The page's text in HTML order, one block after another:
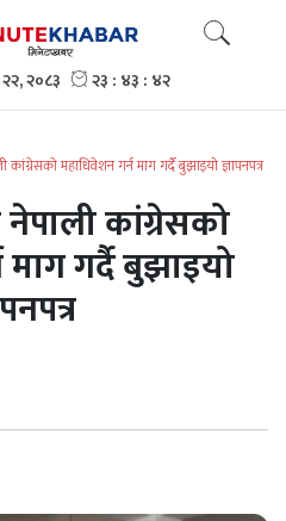
कांग्रेसको महाधिवेशन गर्न माग गर्दै बुझाइयो ज्ञापनपत्र
कांग्रेसको
गर्दै बुझाइयो